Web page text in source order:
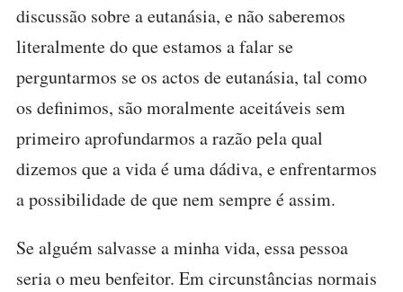
discussão sobre a eutanásia, e não saberemos
literalmente do que estamos a falar se
perguntarmos se os actos de eutanásia, tal como
os definimos, são moralmente aceitáveis sem
primeiro aprofundarmos a razão pela qual
dizemos que a vida é uma dádiva, e enfrentarmos
a possibilidade de que nem sempre é assim.
Se alguém salvasse a minha vida, essa pessoa
seria o meu benfeitor. Em circunstâncias normais